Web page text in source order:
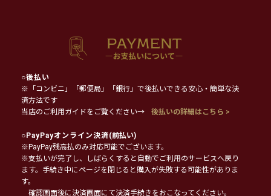
○後払い
※「コンビニ」「郵便局」「銀行」で後払いできる安心・簡単な決
済方法です
当店のご利用ガイドをご覧ください→
後払いの詳細はこちら >
○PayPayオンライン決済(前払い)
※PayPay残高払のみ対応可能でございます。
※支払いが完了し、しばらくすると自動でご利用のサービスへ戻り
ます。手続き中にページを閉じると購入が失敗する可能性がありま
す。
確認画面後に決済画面にて決済手続きをおこなってください。